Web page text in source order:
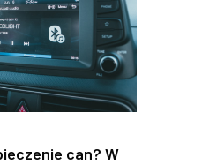
can? W